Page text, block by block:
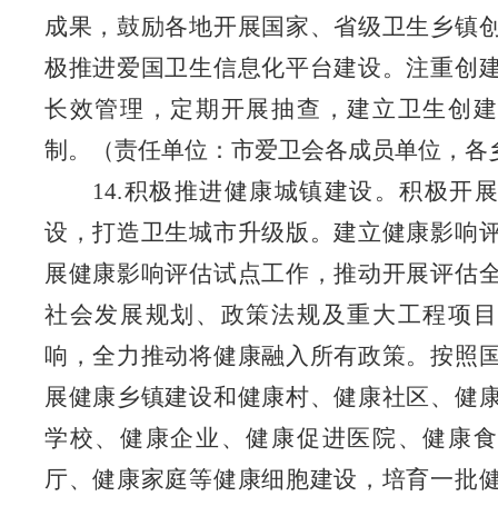
成果，鼓励各地开展国家、省级卫生乡镇
极推进爱国卫生信息化平台建设。注重创
长效管理，定期开展抽查，建立卫生创
制。
（责任单位：市爱卫会各成员单位 ， 各
14.积极推进健康城镇建设。积极开
设，打造卫生城市升级版。建立健康影响
展健康影响评估试点工作，推动开展评估
社会发展规划、政策法规及重大工程项
响，全力推动将健康融入所有政策。按照
展健康乡镇建设和健康村、健康社区、健
学校、健康企业、健康促进医院、健康
厅、健康家庭等健康细胞建设，培育一批